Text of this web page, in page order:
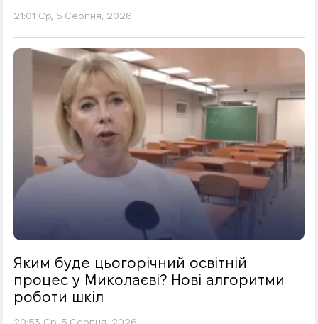
21:01 Ср, 5 Серпня, 2026
Яким буде цьогорічний освітній
процес у Миколаєві? Нові алгоритми
роботи шкіл